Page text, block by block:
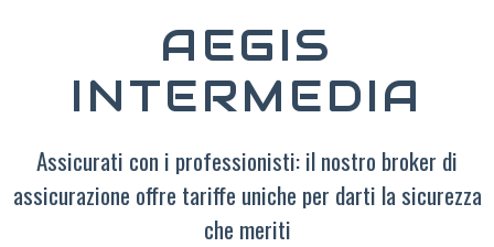
AEGIS
INTERMEDIA
Assicurati con i professionisti: il nostro broker di
assicurazione offre tariffe uniche per darti la sicurezza
che meriti